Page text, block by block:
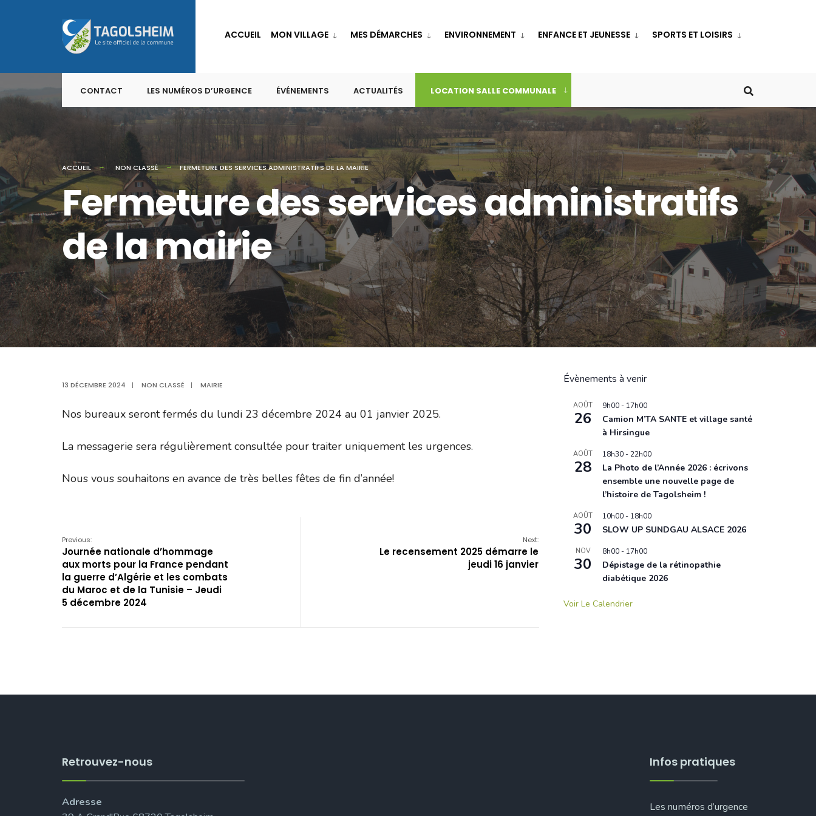
to
content
ACCUEIL MON VILLAGE MES DÉMARCHES ENVIRONNEMENT ENFANCE ET JEUNESSE SPORTS ET LOISIRS
CONTACT LES NUMÉROS D’URGENCE ÉVÉNEMENTS ACTUALITÉS LOCATION SALLE COMMUNALE
ACCUEIL NON CLASSÉ FERMETURE DES SERVICES ADMINISTRATIFS DE LA MAIRIE
Fermeture des services administratifs
de la mairie
13 DÉCEMBRE 2024 | NON CLASSÉ | MAIRIE
Nos bureaux seront fermés du lundi 23 décembre 2024 au 01 janvier 2025.
La messagerie sera régulièrement consultée pour traiter uniquement les urgences.
Nous vous souhaitons en avance de très belles fêtes de fin d’année!
Previous:
Journée nationale d’hommage
aux morts pour la France pendant
la guerre d’Algérie et les combats
du Maroc et de la Tunisie – Jeudi
5 décembre 2024
Next:
Le recensement 2025 démarre le
jeudi 16 janvier
Évènements à venir
AOÛT
26
9h00 - 17h00
Camion M’TA SANTE et village santé
à Hirsingue
AOÛT
28
18h30 -22h00
La Photo de l’Année 2026 : écrivons
ensemble une nouvelle page de
l’histoire de Tagolsheim !
AOÛT
30
10h00 - 18h00
SLOW UP SUNDGAU ALSACE 2026
NOV
30
8h00 - 17h00
Dépistage de la rétinopathie
diabétique 2026
Voir Le Calendrier
Retrouvez-nous
Adresse
Infos pratiques
Les numéros d’urgence